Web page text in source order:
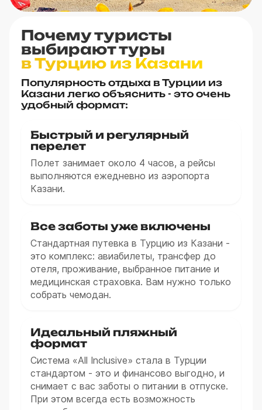
Почему туристы
выбирают туры
в Турцию из Казани
Популярность отдыха в Турции из
Казани легко объяснить - это очень
удобный формат:
Быстрый и регулярный
перелет
Полет занимает около 4 часов, а рейсы
выполняются ежедневно из аэропорта
Казани.
Все заботы уже включены
Стандартная путевка в Турцию из Казани -
это комплекс: авиабилеты, трансфер до
отеля, проживание, выбранное питание и
медицинская страховка. Вам нужно только
собрать чемодан.
Идеальный пляжный
формат
Система «All Inclusive» стала в Турции
стандартом - это и финансово выгодно, и
снимает с вас заботы о питании в отпуске.
При этом всегда есть возможность